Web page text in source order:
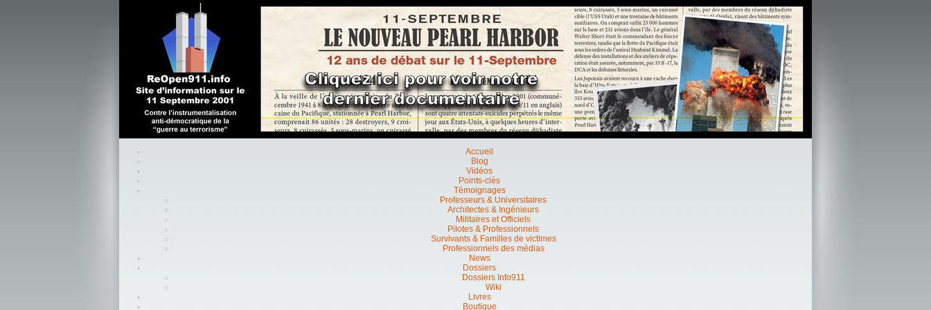
Accueil
Blog
Vidéos
Points-clés
Témoignages
Professeurs & Universitaires
Architectes & Ingénieurs
Militaires et Officiels
Pilotes & Professionnels
Survivants & Familles de victimes
Professionnels des médias
News
Dossiers
Dossiers Info911
Wiki
Livres
Boutique